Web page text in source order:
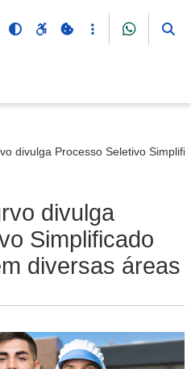
divulga Processo Seletivo
divulga
Simplificado
diversas áreas